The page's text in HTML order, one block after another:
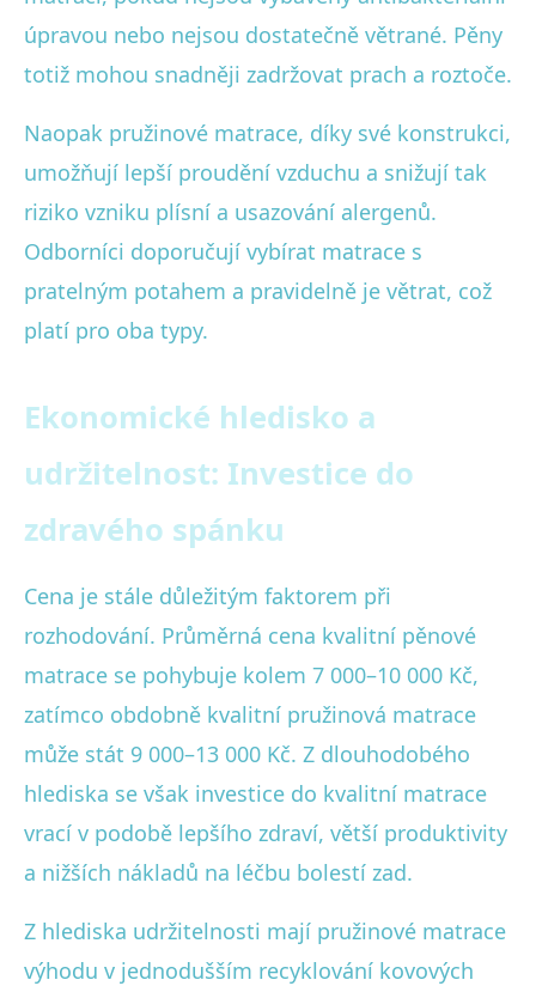
úpravou nebo nejsou dostatečně větrané. Pěny
totiž mohou snadněji zadržovat prach a roztoče.
Naopak pružinové matrace, díky své konstrukci,
umožňují lepší proudění vzduchu a snižují tak
riziko vzniku plísní a usazování alergenů.
Odborníci doporučují vybírat matrace s
pratelným potahem a pravidelně je větrat, což
platí pro oba typy.
Ekonomické hledisko a
udržitelnost: Investice do
zdravého spánku
Cena je stále důležitým faktorem při
rozhodování. Průměrná cena kvalitní pěnové
matrace se pohybuje kolem 7 000–10 000 Kč,
zatímco obdobně kvalitní pružinová matrace
může stát 9 000–13 000 Kč. Z dlouhodobého
hlediska se však investice do kvalitní matrace
vrací v podobě lepšího zdraví, větší produktivity
a nižších nákladů na léčbu bolestí zad.
Z hlediska udržitelnosti mají pružinové matrace
výhodu v jednodušším recyklování kovových